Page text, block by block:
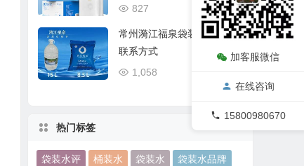
12/31
827
常州漪江福泉袋装水介绍、
联系方式
1,058
热门标签
袋装水评 桶装水 袋装水
袋装水品牌
加客服微信
在线咨询
15800980670